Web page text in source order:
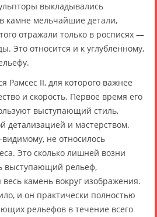
выкладывались
камне мельчайшие детали,
отражали только в росписях —
Это относится и к углубленному,
Рамсес II, для которого важнее
и скорость. Первое время его
выступающий стиль,
детализацией и мастерством.
не относилось
Это сколько лишней возни
выступающий рельеф,
весь камень вокруг изображения.
и он практически полностью
рельефов в течение всего